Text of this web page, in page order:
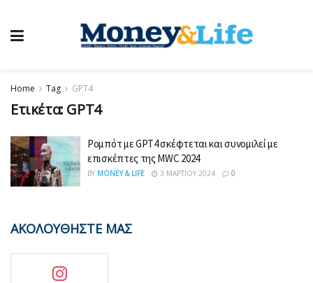
Home Tag GPT4
Ετικέτα: GPT4
Ρομπότ με GPT4 σκέφτεται και συνομιλεί με
επισκέπτες της MWC 2024
BY MONEY & LIFE 3 ΜΑΡΤΊΟΥ 2024 0
ΑΚΟΛΟΥΘΗΣΤΕ ΜΑΣ